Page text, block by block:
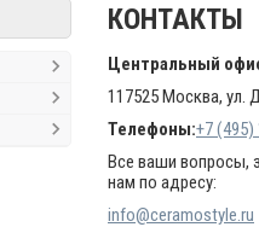
КОНТАКТЫ
Центральный
117525 Москва, ул.
Телефоны:+7 (495)
Все ваши вопросы,
нам по адресу:
info@ceramostyle.ru